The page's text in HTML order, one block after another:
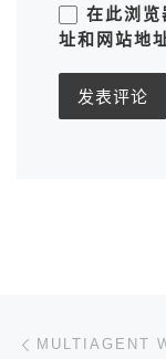
在此浏览
址和网站地
文章导航
MULTIAGENT